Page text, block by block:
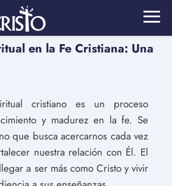
en la Fe Cristiana: Una
cristiano es un proceso
y madurez en la fe. Se
que busca acercarnos cada vez
nuestra relación con Él. El
a ser más como Cristo y vivir